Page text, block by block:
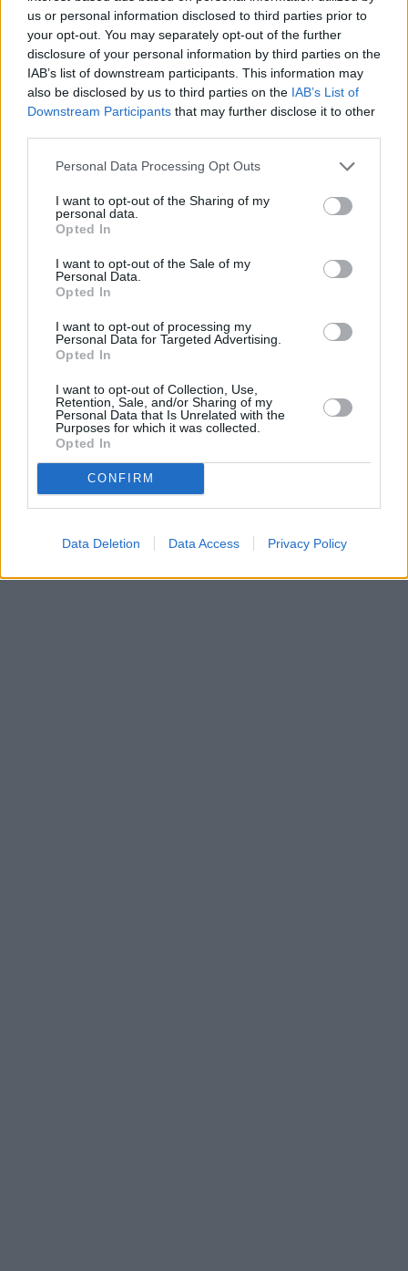
us or personal information disclosed to third parties prior to
your opt-out. You may separately opt-out of the further
disclosure of your personal information by third parties on the
IAB’s list of downstream participants. This information may
also be disclosed by us to third parties on the IAB’s List of
Downstream Participants that may further disclose it to other
Personal Data Processing Opt Outs
I want to opt-out of the Sharing of my
personal data.
Opted In
I want to opt-out of the Sale of my
Personal Data.
Opted In
I want to opt-out of processing my
Personal Data for Targeted Advertising.
Opted In
I want to opt-out of Collection, Use,
Retention, Sale, and/or Sharing of my
Personal Data that Is Unrelated with the
Purposes for which it was collected.
Opted In
CONFIRM
Data Deletion Data Access Privacy Policy
48.400 Kč • příspěvek na ubytování (Jihlava, okres Jihlava)
07.08.2026 -Bosch Powertrain s.r.o. Jihlava • obsluha CNC strojů •
48.400 Kč • náborový bonus 50.000 Kč • příspěvek na ubytování
okres Jihlava)
07.08.2026 -Specialista pro elektronická zařízení údržby (m/ž) (tř.
Klementa 869, Mladá Boleslav II)
06.08.2026 - Bosch Powertrain s.r.o. Jihlava • CNC operátor• mzda
Kč • náborový bonus 50.000 Kč • příspěvek na ubytování (Jihlava,
týdenní zálohy na mzdu 2.000 Kč (Jihlava, okres Jihlava)
Prima sport - co nabídne v prvním
vysílacím týdnu
Kdy a kde bude Prima sport k
naladění na Skylinku
- web o satelitní, terestrické a kabelové televizi, ©
O webu parabola.cz•O souborech cookies
Dovolená u moře•Bazény